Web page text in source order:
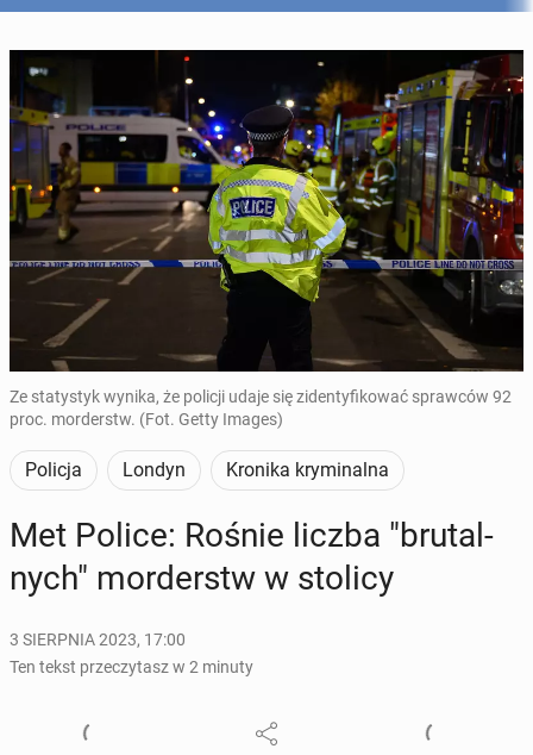
Ze statystyk wynika, że policji udaje się zidentyfikować sprawców 92
proc. morderstw. (Fot. Getty Images)
Policja Londyn Kronika kryminalna
Met Police: Rośnie liczba "bru­tal­
nych" mor­derstw w stolicy
3 SIERPNIA 2023, 17:00
Ten tekst przeczytasz w 2 minuty